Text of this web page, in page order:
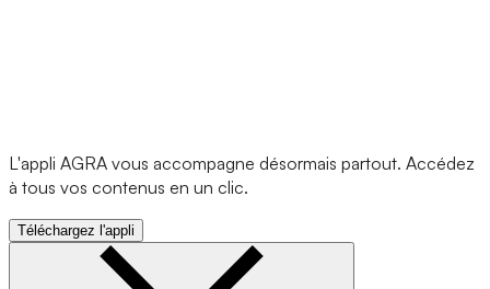
L'appli AGRA vous accompagne désormais partout. Accédez
à tous vos contenus en un clic.
Téléchargez l'appli